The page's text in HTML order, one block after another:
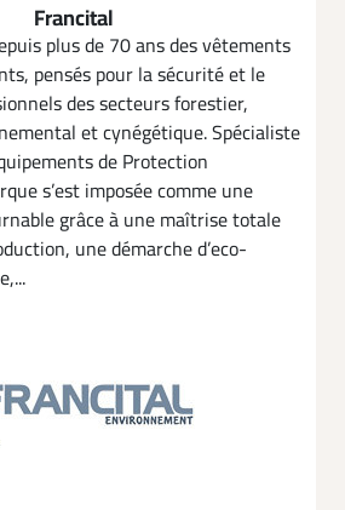
Francital
plus de 70 ans des vêtements
pensés pour la sécurité et le
des secteurs forestier,
et cynégétique. Spécialiste
de Protection
s’est imposée comme une
grâce à une maîtrise totale
une démarche d’eco-